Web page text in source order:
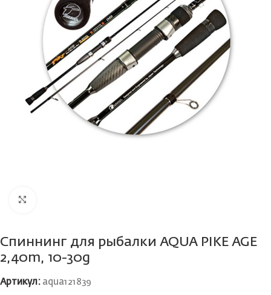
Спиннинг для рыбалки AQUA PIKE AGE
2,40m, 10-30g
Артикул: aqua121839